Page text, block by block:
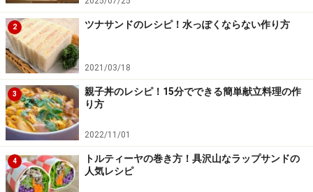
2 ツナサンドのレシピ！水っぽくならない作り方
2021/03/18
3
親子丼のレシピ！15分でできる簡単献立料理の作
り方
2022/11/01
4
トルティーヤの巻き方！具沢山なラップサンドの
人気レシピ